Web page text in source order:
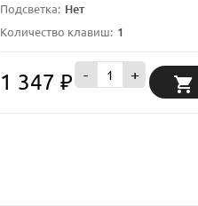
Подсветка: Нет
Количество клавиш: 1
1 347₽ - +